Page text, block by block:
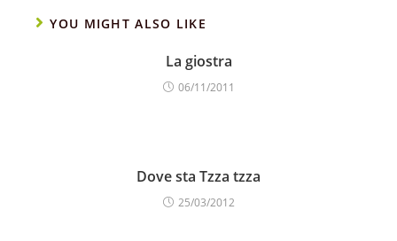
YOU MIGHT ALSO LIKE
La giostra
06/11/2011
Dove sta Tzza tzza
25/03/2012